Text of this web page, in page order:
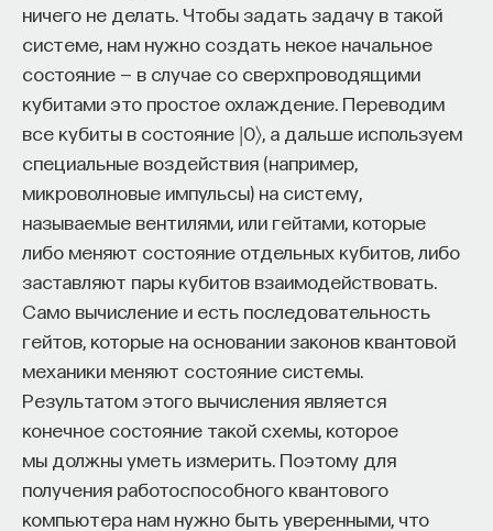
ничего не делать. Чтобы задать задачу в такой
системе, нам нужно создать некое начальное
состояние — в случае со сверхпроводящими
кубитами это простое охлаждение. Переводим
все кубиты в состояние |0〉, а дальше используем
специальные воздействия (например,
микроволновые импульсы) на систему,
называемые вентилями, или гейтами, которые
либо меняют состояние отдельных кубитов, либо
заставляют пары кубитов взаимодействовать.
Само вычисление и есть последовательность
гейтов, которые на основании законов квантовой
механики меняют состояние системы.
Результатом этого вычисления является
конечное состояние такой схемы, которое
мы должны уметь измерить. Поэтому для
получения работоспособного квантового
компьютера нам нужно быть уверенными, что